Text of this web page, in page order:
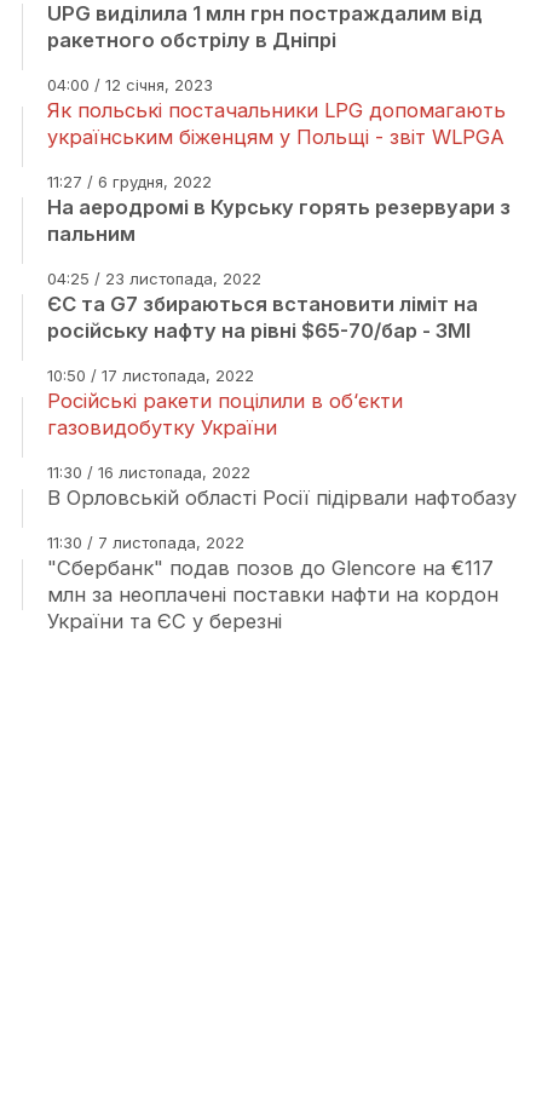
UPG виділила 1 млн грн постраждалим від
ракетного обстрілу в Дніпрі
04:00 / 12 січня, 2023
Як польські постачальники LPG допомагають
українським біженцям у Польщі - звіт WLPGA
11:27 / 6 грудня, 2022
На аеродромі в Курську горять резервуари з
пальним
04:25 / 23 листопада, 2022
ЄС та G7 збираються встановити ліміт на
російську нафту на рівні $65-70/бар - ЗМІ
10:50 / 17 листопада, 2022
Російські ракети поцілили в об‘єкти
газовидобутку України
11:30 / 16 листопада, 2022
В Орловській області Росії підірвали нафтобазу
11:30 / 7 листопада, 2022
"Сбербанк" подав позов до Glencore на €117
млн за неоплачені поставки нафти на кордон
України та ЄС у березні